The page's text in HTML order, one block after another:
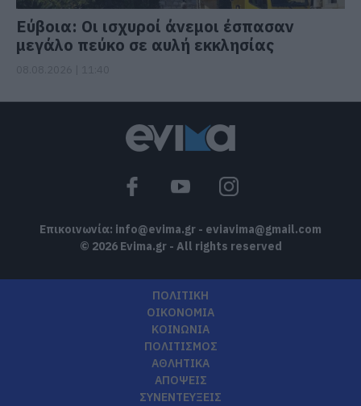
Εύβοια: Οι ισχυροί άνεμοι έσπασαν
μεγάλο πεύκο σε αυλή εκκλησίας
Επικοινωνία: info@evima.gr - eviavima@gmail.com
© 2026 Evima.gr - All rights reserved
ΠΟΛΙΤΙΚΗ
ΟΙΚΟΝΟΜΙΑ
ΚΟΙΝΩΝΙΑ
ΠΟΛΙΤΙΣΜΟΣ
ΑΘΛΗΤΙΚΑ
ΑΠΟΨΕΙΣ
ΣΥΝΕΝΤΕΥΞΕΙΣ